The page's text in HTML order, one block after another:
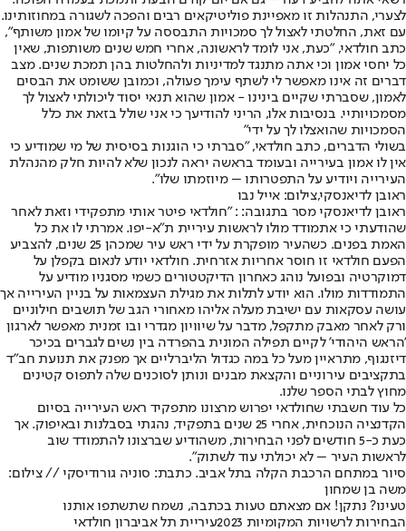
לצערי, התנהלות זו מאפיינת פוליטיקאים רבים והפכה לשגורה במחוזותינו.
עם זאת, החלטתי לאצול לך סמכויות התבססה על קיומו של אמון משותף״,
כתב חולדאי, ״כעת, אני לומד לראשונה, אחרי חמש שנים משותפות, שאין
כל יחסי אמון וכי אתה מתנגד למדיניות ולהחלטות בהן תמכת שנים. מצב
דברים זה אינו מאפשר לי לשתף עימך פעולה, וכמובן ששומט את הבסים
לאמון, שסברתי שקיים בינינו - אמון שהוא תנאי יסוד ליכולתי לאצול לך
מסמכויותיי. בנסיבות אלו, הריני להודיעך כי אני שולל בזאת את כלל
הסמכויות שהואצלו לך על ידי״
בשולי הדברים, כתב חולדאי, ״סברתי כי הוגנות בסיסית של מי שמודיע כי
אין לו אמון בעירייה ובעומד בראשה יראה לנכון שלא להיות חלק מהנהלת
העירייה ויודיע על התפטרותו – מיוזמתו שלו״.
ראובן לדיאנסקי,צילום: אייל נבו
ראובן לדיאנסקי מסר בתגובה: : "חולדאי פיטר אותי מתפקידי וזאת לאחר
שהודעתי כי אתמודד מולו לראשות עיריית ת"א-יפו. אמרתי לו את כל
האמת בפנים. כשהעיר מופקרת על ידי ראש עיר שמכהן 25 שנים, להצביע
הפעם חולדאי זו חוסר אחריות אזרחית. חולדאי יודע לנאום בקפלן על
דמוקרטיה ובפועל נוהג כאחרון הדיקטטורים כשמי מסגניו מודיע על
התמודדות מולו. הוא יודע לתלות את מגילת העצמאות על בניין העירייה אך
עושה עסקאות עם ישיבת מעלה אליהו מאחורי הגב של תושבים חילוניים
ורק לאחר מאבק מתקפל, מדבר על שיוויון מגדרי ובו זמנית מאפשר לארגון
'הראש היהודי' לקיים תפילה המונית בהפרדה בין נשים לגברים בכיכר
דיזנגוף, מתראיין מעל כל במה כגדול הליברליים אך מפנק את תנועת חב"ד
בתקציבים עירוניים והקצאת מבנים ונותן לסוכנים שלה לתפוס קטינים
מחוץ לבתי הספר שלנו.
כל עוד חשבתי שחולדאי יפרוש מרצונו מתפקיד ראש העירייה בסיום
הקדנציה הנוכחית, אחרי 25 שנים בתפקיד, נהגתי בסבלנות ובאיפוק. אך
כעת כ-5 חודשים לפני הבחירות, משהודיע שברצונו להתמודד שוב
לראשות העיר – לא יכולתי עוד לשתוק".
סיור במתחם הרכבת הקלה בתל אביב. כתבת: סוניה גורודיסקי // צילום:
משה בן שמחון
טעינו? נתקן! אם מצאתם טעות בכתבה, נשמח שתשתפו אותנו
הבחירות לרשויות המקומיות 2023
עיריית תל אביברון חולדאי